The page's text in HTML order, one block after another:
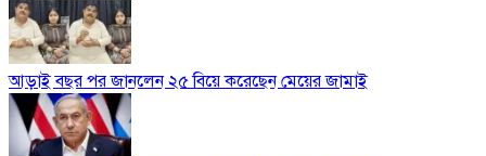
আড়াই বছর পর জানলেন ২৫ বিয়ে করেছেন মেয়ের জামাই